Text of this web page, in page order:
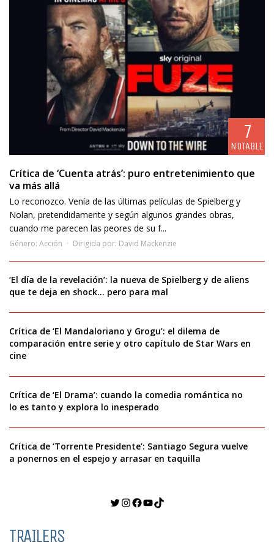
7
NOTABLE
Crítica de ‘Cuenta atrás’: puro entretenimiento que
va más allá
Lo reconozco. Venía de las últimas películas de Spielberg y
Nolan, pretendidamente y según algunos grandes obras,
cuando me parecen las peores de su f...
Género: Acción Dirigida por: David Mackenzie
‘El día de la revelación’: la nueva de Spielberg y de aliens
que te deja en shock… pero para mal
Crítica de ‘El Mandaloriano y Grogu’: el dilema de
comparación entre serie y otro capítulo de Star Wars en
cine
Crítica de ‘El Drama’: cuando la comedia romántica no
lo es tanto y explora lo inesperado
Crítica de ‘Torrente Presidente’: Santiago Segura vuelve
a ponernos en el espejo y arrasar en taquilla
Twitter
Instagram
Facebook
YouTube
TikTok
TRAILERS